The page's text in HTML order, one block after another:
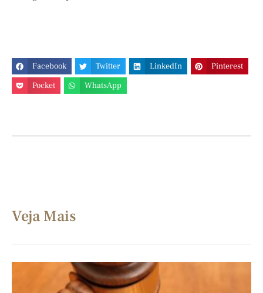
Facebook Twitter LinkedIn
Pinterest
Pocket
WhatsApp
Veja Mais